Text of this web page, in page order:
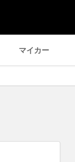
マイカー